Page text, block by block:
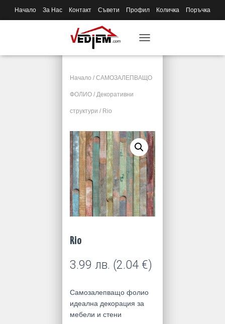
Начало За Нас Контакт Съвети Профил Количка Поръчка
O
G
I
G
A
T
I
O
N
Начало / САМОЗАЛЕПВАЩО
ФОЛИО / Декоративни
структури / Rio
Rio
3.99 лв. (2.04 €)
Самозалепващо фолио
идеална декорация за
мебели и стени